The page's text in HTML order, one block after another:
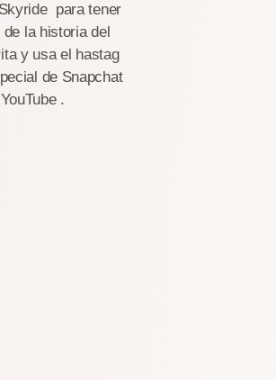
para tener
la historia del
y usa el hastag
de Snapchat
.